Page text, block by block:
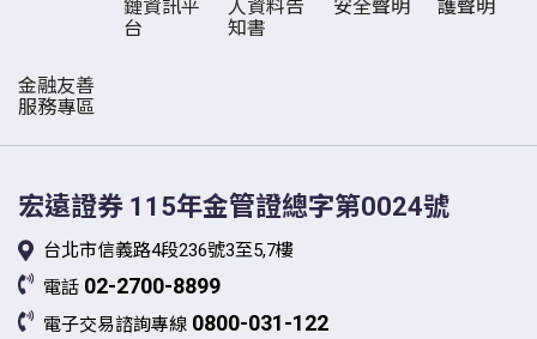
鏈資訊平
台
人資料告
知書
安全聲明
護聲明
金融友善
服務專區
宏遠證券 115年金管證總字第0024號
台北市信義路4段236號3至5,7樓
電話 02-2700-8899
電子交易諮詢專線 0800-031-122